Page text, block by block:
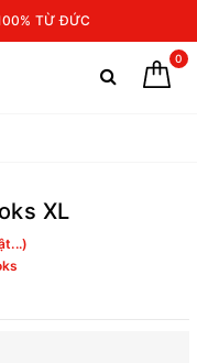
TỪ ĐỨC
0
XL